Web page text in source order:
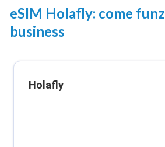
eSIM Holafly: come
business
Holafly